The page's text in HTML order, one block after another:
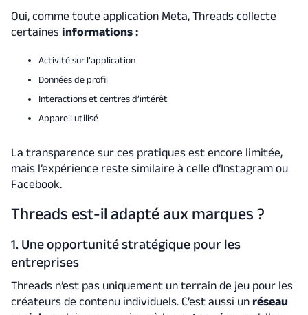
Oui, comme toute application Meta, Threads collecte
certaines informations :
Activité sur l’application
Données de profil
Interactions et centres d’intérêt
Appareil utilisé
La transparence sur ces pratiques est encore limitée,
mais l’expérience reste similaire à celle d’Instagram ou
Facebook.
Threads est-il adapté aux marques ?
1. Une opportunité stratégique pour les
entreprises
Threads n’est pas uniquement un terrain de jeu pour les
créateurs de contenu individuels. C’est aussi un réseau